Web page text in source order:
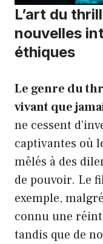
L’art du
nouvelles
éthiques
Le genre du
vivant que
ne cessent
captivantes où
mêlés à des
de pouvoir. Le
exemple,
connu une
tandis que de